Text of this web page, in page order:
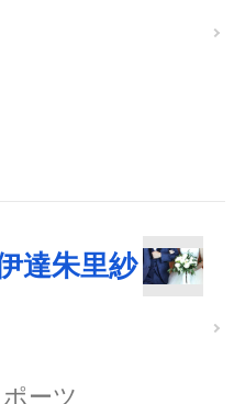
達朱里紗
ーツ